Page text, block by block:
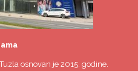
osnovan je 2015. godine.